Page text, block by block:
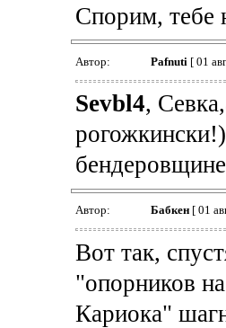
Спорим, тебе
Автор: Pafnuti[ 01
Sevbl4,
Автор: Бабкен[ 01
Вот так,
"опорников
Кариока"